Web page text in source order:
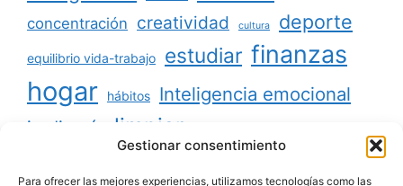
Gestionar consentimiento
Para ofrecer las mejores experiencias, utilizamos tecnologías como las
concentración creatividad cultura deporte
equilibrio vida-trabajo estudiar finanzas
hogar hábitos Inteligencia emocional
jardinería limpiar
minimalismo niños